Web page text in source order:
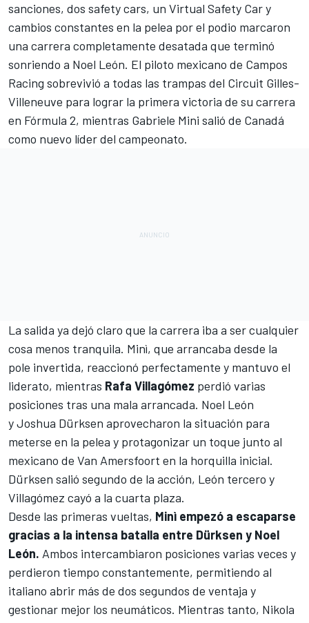
sanciones, dos safety cars, un Virtual Safety Car y
cambios constantes en la pelea por el podio marcaron
una carrera completamente desatada que terminó
sonriendo a Noel León. El piloto mexicano de Campos
Racing sobrevivió a todas las trampas del Circuit Gilles-
Villeneuve para lograr la primera victoria de su carrera
en Fórmula 2, mientras Gabriele Mini salió de Canadá
como nuevo líder del campeonato.
La salida ya dejó claro que la carrera iba a ser cualquier
cosa menos tranquila. Minì, que arrancaba desde la
pole invertida, reaccionó perfectamente y mantuvo el
liderato, mientras Rafa Villagómez perdió varias
posiciones tras una mala arrancada. Noel León
yJoshua Dürksen aprovecharon la situación para
meterse en la pelea y protagonizar un toque junto al
mexicano de Van Amersfoort en la horquilla inicial.
Dürksen salió segundo de la acción, León tercero y
Villagómez cayó a la cuarta plaza.
Desde las primeras vueltas, Minì empezó a escaparse
gracias a la intensa batalla entre Dürksen y Noel
León. Ambos intercambiaron posiciones varias veces y
perdieron tiempo constantemente, permitiendo al
italiano abrir más de dos segundos de ventaja y
gestionar mejor los neumáticos. Mientras tanto, Nikola